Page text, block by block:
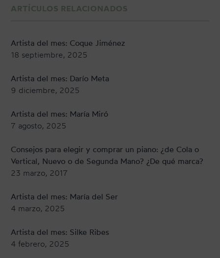
ARTÍCULOS RELACIONADOS
Artista del mes: Coque Jiménez
18 septiembre, 2025
Artista del mes: Darío Meta
9 diciembre, 2025
Artista del mes: María Miró
7 agosto, 2025
Consejos para elegir y comprar un piano: ¿de Cola o
Vertical, Nuevo o de Segunda Mano? ¿De qué marca?
23 marzo, 2017
Artista del mes: María del Ser
4 marzo, 2025
Artista del mes: Silke Ribes
4 febrero, 2025